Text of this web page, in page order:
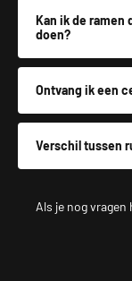
Kan ik de ramen
doen?
Ontvang ik een
Verschil tussen
Als je nog